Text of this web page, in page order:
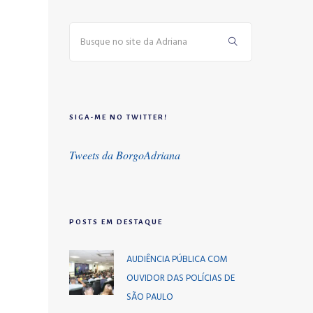
SIGA-ME NO TWITTER!
Tweets da BorgoAdriana
POSTS EM DESTAQUE
AUDIÊNCIA PÚBLICA COM
OUVIDOR DAS POLÍCIAS DE
SÃO PAULO